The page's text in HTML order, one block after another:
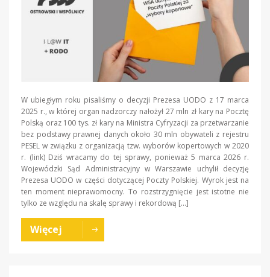
W ubiegłym roku pisaliśmy o decyzji Prezesa UODO z 17 marca
2025 r., w której organ nadzorczy nałożył 27 mln zł kary na Pocztę
Polską oraz 100 tys. zł kary na Ministra Cyfryzacji za przetwarzanie
bez podstawy prawnej danych około 30 mln obywateli z rejestru
PESEL w związku z organizacją tzw. wyborów kopertowych w 2020
r. (link) Dziś wracamy do tej sprawy, ponieważ 5 marca 2026 r.
Wojewódzki Sąd Administracyjny w Warszawie uchylił decyzję
Prezesa UODO w części dotyczącej Poczty Polskiej. Wyrok jest na
ten moment nieprawomocny. To rozstrzygnięcie jest istotne nie
tylko ze względu na skalę sprawy i rekordową […]
Więcej